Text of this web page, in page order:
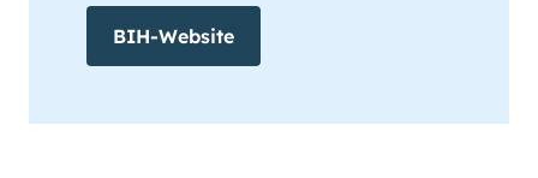
BIH-Website